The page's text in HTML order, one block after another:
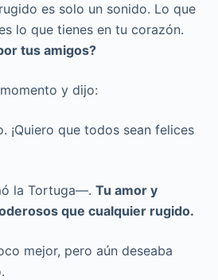
es solo un sonido. Lo que
lo que tienes en tu corazón.
tus amigos?
y dijo:
¡Quiero que todos sean felices
la Tortuga—. Tu amor y
que cualquier rugido.
mejor, pero aún deseaba